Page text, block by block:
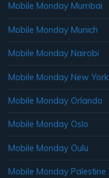
Mobile Monday Mumbai
Mobile Monday Munich
Mobile Monday Nairobi
Mobile Monday New York
Mobile Monday Orlando
Mobile Monday Oslo
Mobile Monday Oulu
Mobile Monday Palestine